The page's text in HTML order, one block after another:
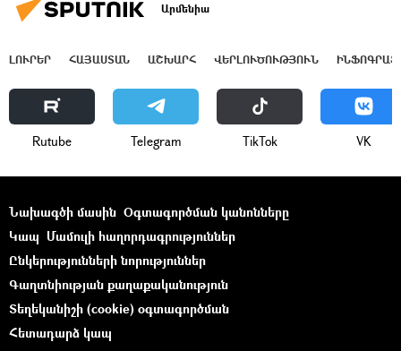
Արմենիա
ԼՈՒՐԵՐ ՀԱՅԱՍՏԱՆ ԱՇԽԱՐՀ ՎԵՐԼՈՒԾՈՒԹՅՈՒՆ
Rutube Telegram ТikТоk VK
Նախագծի մասին Օգտագործման կանոնները
Կապ Մամուլի հաղորդագրություններ
Ընկերությունների նորություններ
Գաղտնիության քաղաքականություն
Տեղեկանիշի (cookie) օգտագործման
Հետադարձ կապ